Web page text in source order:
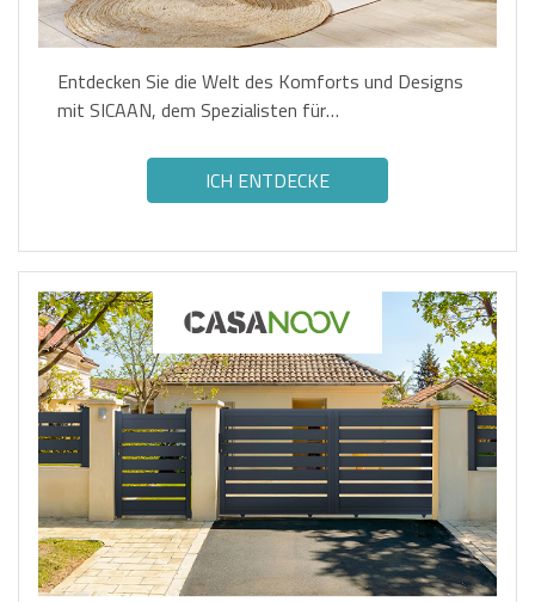
Entdecken Sie die Welt des Komforts und Designs
mit SICAAN, dem Spezialisten für
ICH ENTDECKE